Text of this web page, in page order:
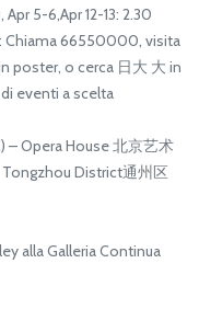
5-6,Apr 12-13: 2.30
Chiama 66550000, visita
poster, o cerca 日大 大 in
eventi a scelta
– Opera House 北京艺术
Tongzhou District通州区
alla Galleria Continua